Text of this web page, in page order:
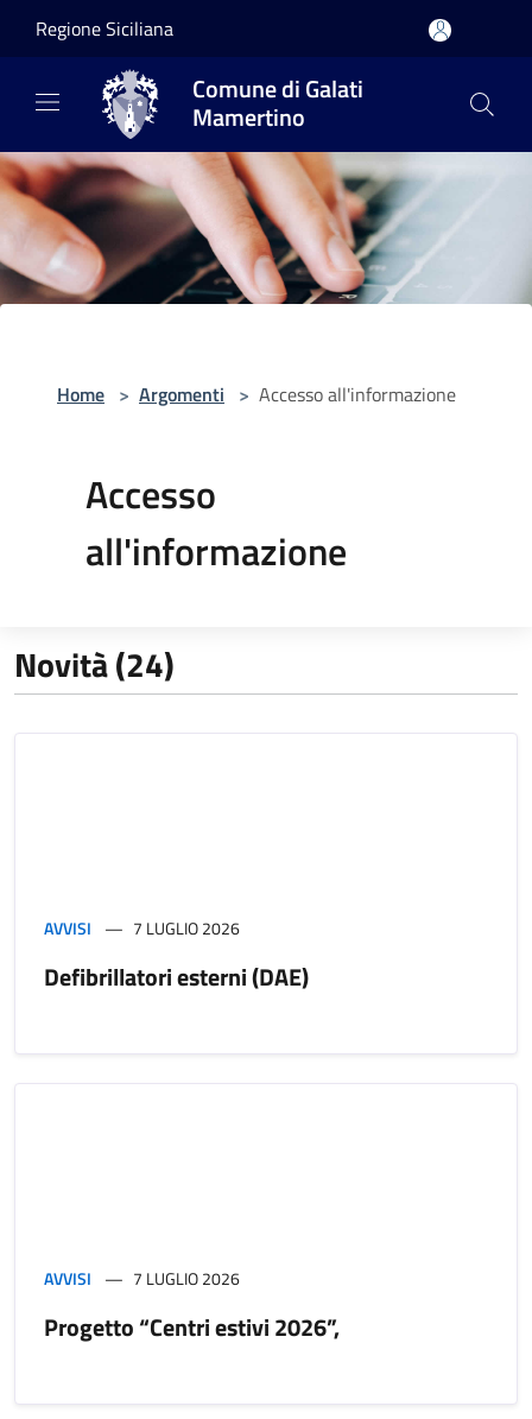
Regione Siciliana
Comune di Galati
Mamertino
Home > Argomenti > Accesso all'informazione
Accesso
all'informazione
Novità (24)
AVVISI 7 LUGLIO 2026
Defibrillatori esterni (DAE)
AVVISI 7 LUGLIO 2026
Progetto “Centri estivi 2026”,